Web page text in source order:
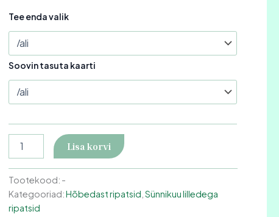
Tee enda valik
Soovin tasuta kaarti
Lisa korvi
Tootekood: -
Kategooriad:Hõbedast ripatsid ,Sünnikuu lilledega
ripatsid